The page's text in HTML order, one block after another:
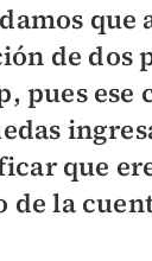
que
de dos
pues ese
que
de la